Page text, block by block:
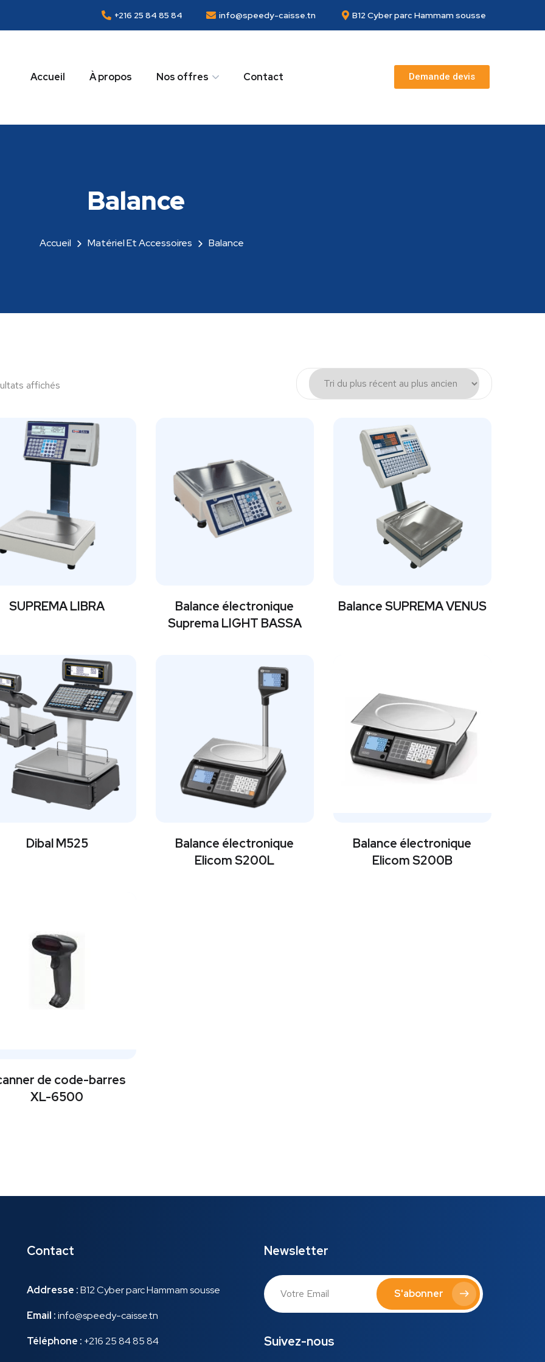
+216 25 84 85 84 info@speedy-caisse.tn B12 Cyber parc Hammam sousse
Accueil À propos Nos offres Contact Demande devis
Balance
Accueil Matériel Et Accessoires Balance
affichés
SUPREMA LIBRA
Balance électronique
Suprema LIGHT BASSA
Balance SUPREMA VENUS
Dibal M525
Balance électronique
Elicom S200L
Balance électronique
Elicom S200B
de code-barres
XL-6500
Contact
Addresse :B12 Cyber parc Hammam sousse
Email :info@speedy-caisse.tn
Téléphone : +216 25 84 85 84
Newsletter
S'abonner
Suivez-nous